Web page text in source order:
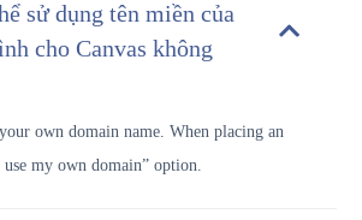
sử dụng tên miền của
cho Canvas không
own domain name. When placing an
my own domain” option.